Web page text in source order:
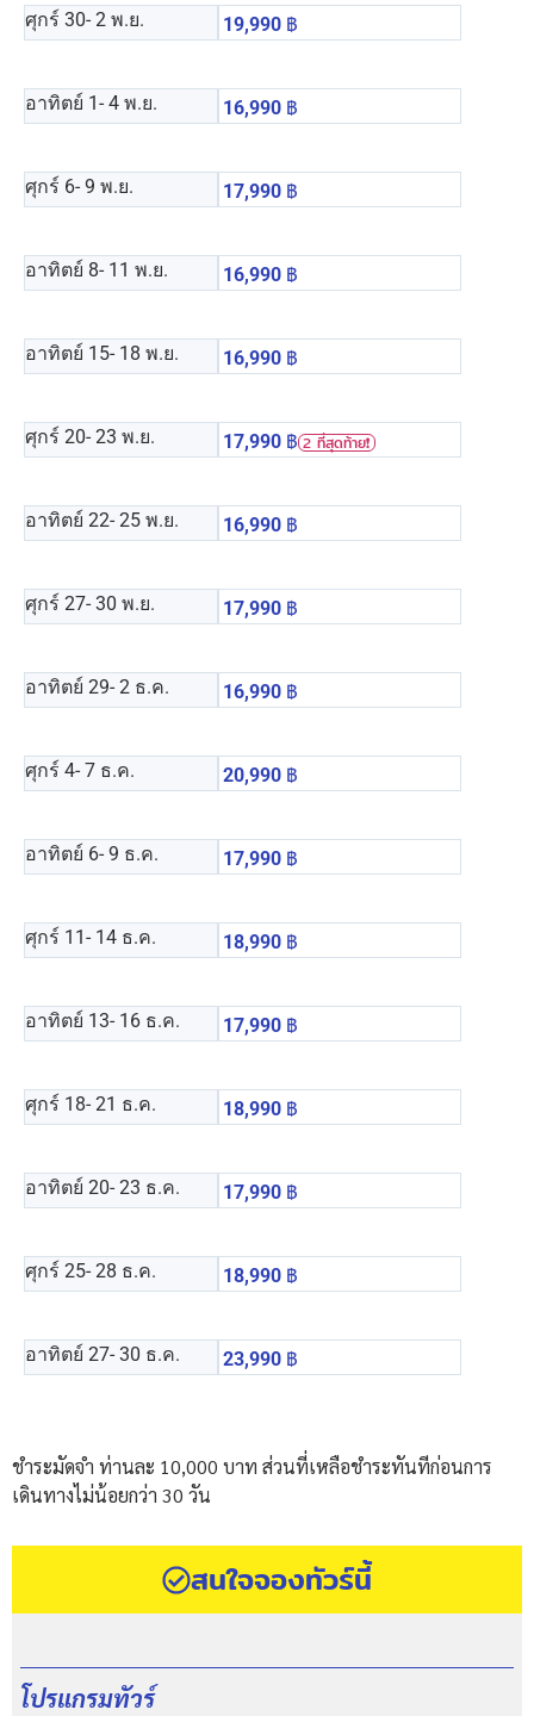
ศุกร์ 30- 2 พ.ย. 19,990 ฿
อาทิตย์ 1 - 4 พ.ย. 16,990 ฿
ศุกร์ 6- 9 พ.ย. 17,990 ฿
อาทิตย์ 8- 11 พ.ย. 16,990 ฿
อาทิตย์ 15- 18 พ.ย. 16,990 ฿
ศุกร์ 20- 23 พ.ย. 17,990 ฿ 2 ที่สุดท้าย❗️
อาทิตย์ 22- 25 พ.ย. 16,990 ฿
ศุกร์ 27- 30 พ.ย. 17,990 ฿
อาทิตย์ 29- 2 ธ.ค. 16,990 ฿
ศุกร์ 4- 7 ธ.ค. 20,990 ฿
อาทิตย์ 6- 9 ธ.ค. 17,990 ฿
ศุกร์ 11 - 14 ธ.ค. 18,990 ฿
อาทิตย์ 13- 16 ธ.ค. 17,990 ฿
ศุกร์ 18- 21 ธ.ค. 18,990 ฿
อาทิตย์ 20- 23 ธ.ค. 17,990 ฿
ศุกร์ 25- 28 ธ.ค. 18,990 ฿
อาทิตย์ 27- 30 ธ.ค. 23,990 ฿
ชำระมัดจำ ท่านละ 10,000 บาท ส่วนที่เหลือชำระทันทีก่อนการ
เดินทางไม่น้อยกว่า 30 วัน
สนใจจองทัวร์นี้
โปรแกรมทัวร์